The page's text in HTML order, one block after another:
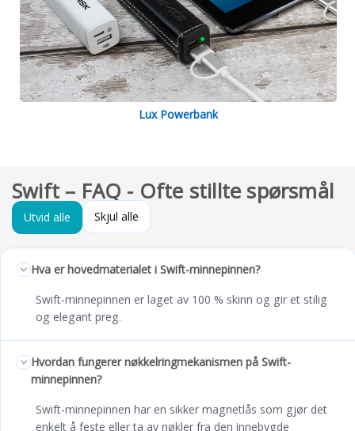
Lux Powerbank
Swift – FAQ - Ofte stillte spørsmål
Utvid alle Skjul alle
Hva er hovedmaterialet i Swift-minnepinnen?
Swift-minnepinnen er laget av 100 % skinn og gir et stilig
og elegant preg.
Hvordan fungerer nøkkelringmekanismen på Swift-
minnepinnen?
Swift-minnepinnen har en sikker magnetlås som gjør det
enkelt å feste eller ta av nøkler fra den innebygde